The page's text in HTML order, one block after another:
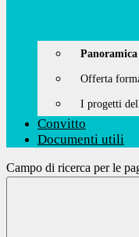
Panoramica
Offerta
I progetti
Convitto
Documenti utili
Campo di ricerca per le